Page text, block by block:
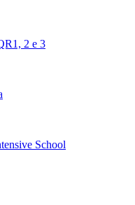
2 e 3
School